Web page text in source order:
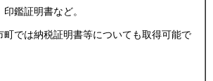
鑑証明書など。
町では納税証明書等についても取得可能で